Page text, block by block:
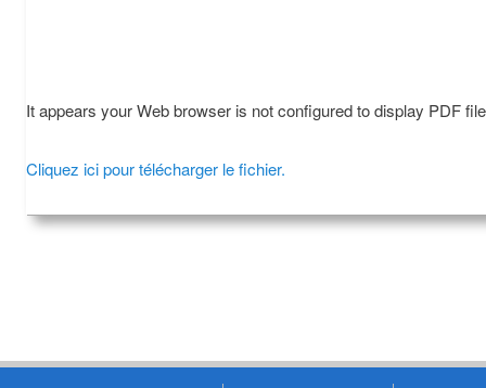
It appears your Web browser is not configured to display PDF
Cliquez ici pour télécharger le fichier.